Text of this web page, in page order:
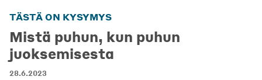
TÄSTÄ ON KYSYMYS
Mistä puhun, kun puhun
juoksemisesta
28.6.2023